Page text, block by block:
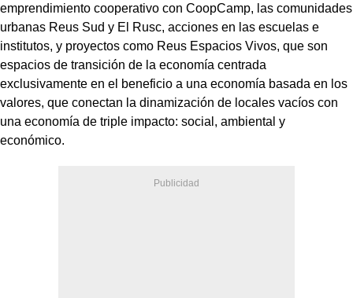
emprendimiento cooperativo con CoopCamp, las comunidades
urbanas Reus Sud y El Rusc, acciones en las escuelas e
institutos, y proyectos como Reus Espacios Vivos, que son
espacios de transición de la economía centrada
exclusivamente en el beneficio a una economía basada en los
valores, que conectan la dinamización de locales vacíos con
una economía de triple impacto: social, ambiental y
económico.